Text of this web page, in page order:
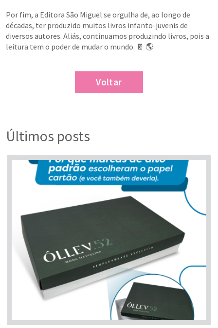
Por fim, a Editora São Miguel se orgulha de, ao longo de
décadas, ter produzido muitos livros infanto-juvenis de
diversos autores. Aliás, continuamos produzindo livros, pois a
leitura tem o poder de mudar o mundo. 📔 🌎
Voltar
Últimos posts